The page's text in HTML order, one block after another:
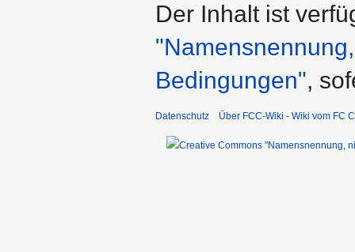
Der Inhalt ist
Bedingungen",
Datenschutz Über FCC-Wiki - Wiki vom FC